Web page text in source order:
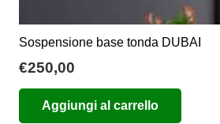
Sospensione base tonda DUBAI
€250,00
Aggiungi al carrello